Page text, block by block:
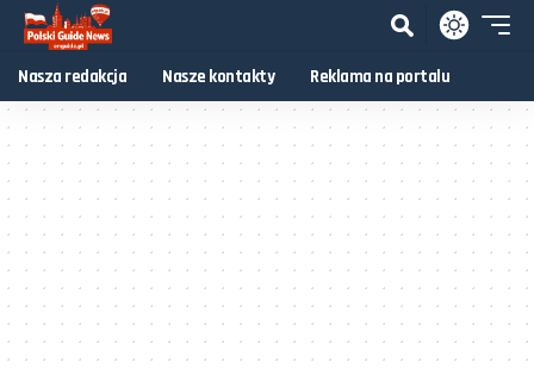
Nasza redakcja Nasze kontakty Reklama na portalu